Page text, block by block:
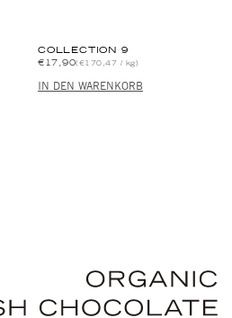
COLLECTION 9
€17,90(€170,47 / kg)
IN DEN WARENKORB